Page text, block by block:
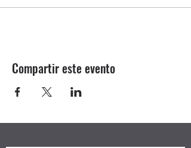
Compartir este evento